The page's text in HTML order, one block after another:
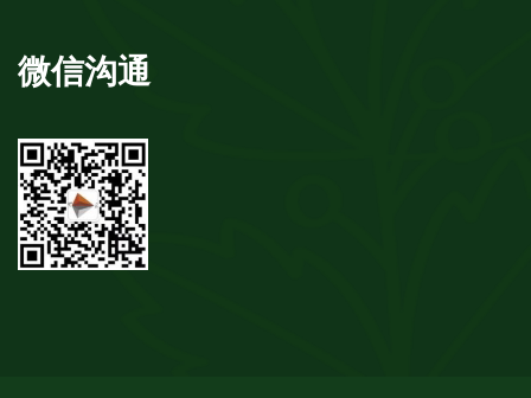
微信沟通